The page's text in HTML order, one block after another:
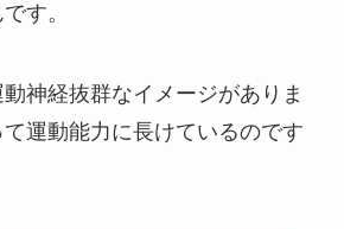
す。
神経抜群なイメージがありま
運動能力に長けているのです